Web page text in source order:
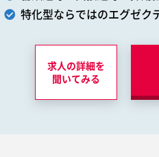
特化型ならではのエグゼク
求人の詳細を
聞いてみる